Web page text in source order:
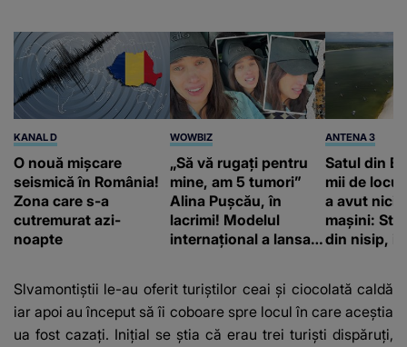
KANAL D
O nouă mișcare
seismică în România!
Zona care s-a
cutremurat azi-
noapte
WOWBIZ
„Să vă rugați pentru
mine, am 5 tumori”
Alina Pușcău, în
lacrimi! Modelul
internațional a lansat
o boală gravă
ANTENA 3
Satul din
mii de
a avut
mașini:
din nisip,
Slvamontiștii le-au oferit turiștilor ceai și ciocolată caldă
iar apoi au început să îi coboare spre locul în care aceștia
ua fost cazați. Inițial se știa că erau trei turiști dispăruți,